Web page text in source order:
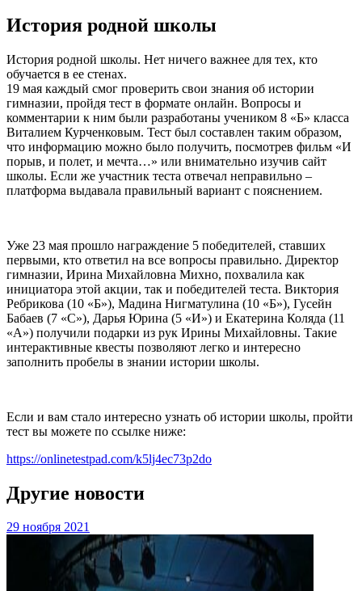
История родной школы
История родной школы. Нет ничего важнее для тех, кто
обучается в ее стенах.
19 мая каждый смог проверить свои знания об истории
гимназии, пройдя тест в формате онлайн. Вопросы и
комментарии к ним были разработаны учеником 8 «Б» класса
Виталием Курченковым. Тест был составлен таким образом,
что информацию можно было получить, посмотрев фильм «И
порыв, и полет, и мечта…» или внимательно изучив сайт
школы. Если же участник теста отвечал неправильно –
платформа выдавала правильный вариант с пояснением.
Уже 23 мая прошло награждение 5 победителей, ставших
первыми, кто ответил на все вопросы правильно. Директор
гимназии, Ирина Михайловна Михно, похвалила как
инициатора этой акции, так и победителей теста. Виктория
Ребрикова (10 «Б»), Мадина Нигматулина (10 «Б»), Гусейн
Бабаев (7 «С»), Дарья Юрина (5 «И») и Екатерина Коляда (11
«А») получили подарки из рук Ирины Михайловны. Такие
интерактивные квесты позволяют легко и интересно
заполнить пробелы в знании истории школы.
Если и вам стало интересно узнать об истории школы, пройти
тест вы можете по ссылке ниже:
https://onlinetestpad.com/k5lj4ec73p2do
Другие новости
29 ноября 2021